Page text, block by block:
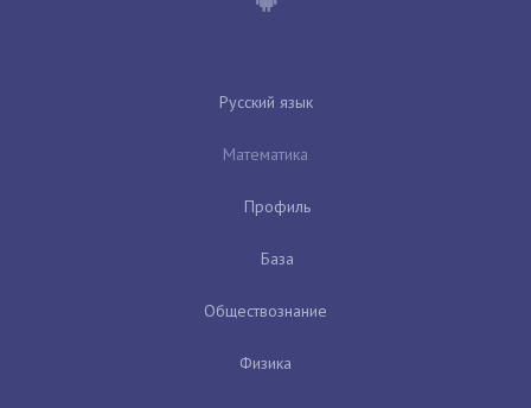
Русский язык
Математика
Профиль
База
Обществознание
Физика